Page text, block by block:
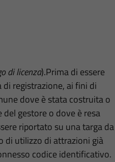
di licenza).Prima di essere
registrazione, ai fini di
dove è stata costruita o
gestore o dove è resa
riportato su una targa da
di utilizzo di attrazioni già
codice identificativo.